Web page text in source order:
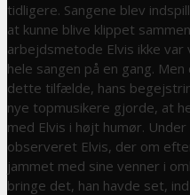
tidligere. Sangene blev
at kunne blive klippet
arbejdsmetode Elvis ikke
hele sangen på en gang.
dette tilfælde, hans
nye topmusikere gjorde, at
med Elvis i højt humør.
observeret Elvis, der om
jammet med sine venner i
bringe det, han havde set,